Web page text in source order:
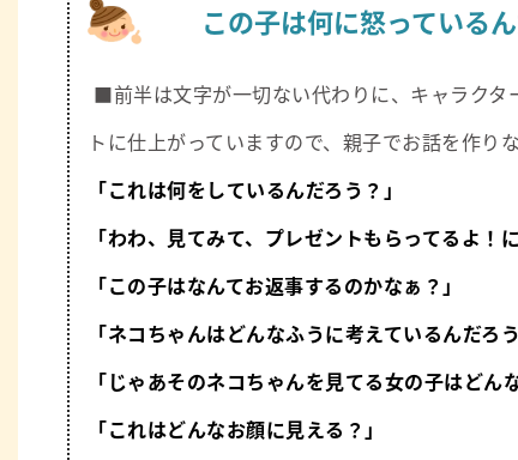
この子は何に怒っている
■前半は文字が一切ない代わりに、キャラク
トに仕上がっていますので、親子でお話を作り
「これは何をしているんだろう？」
「わわ、見てみて、プレゼントもらってるよ！
「この子はなんてお返事するのかなぁ？」
「ネコちゃんはどんなふうに考えているんだろう
「じゃあそのネコちゃんを見てる女の子はどん
「これはどんなお顔に見える？」